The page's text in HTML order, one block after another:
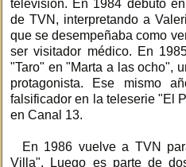
televisión. En 1984 debutó
de TVN, interpretando a
que se desempeñaba como
ser visitador médico. En
"Taro" en "Marta a las ocho",
protagonista. Ese mismo
falsificador en la teleserie "El
en Canal 13.
En 1986 vuelve a TVN
Villa". Luego es parte de